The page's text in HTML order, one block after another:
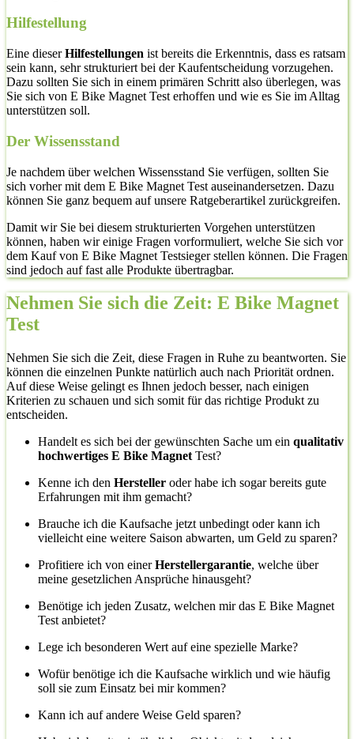
Hilfestellung
Eine dieserHilfestellungen ist bereits die Erkenntnis, dass es ratsam
sein kann, sehr strukturiert bei der Kaufentscheidung vorzugehen.
Dazu sollten Sie sich in einem primären Schritt also überlegen, was
Sie sich von E Bike Magnet Test erhoffen und wie es Sie im Alltag
unterstützen soll.
Der Wissensstand
Je nachdem über welchen Wissensstand Sie verfügen, sollten Sie
sich vorher mit dem E Bike Magnet Test auseinandersetzen. Dazu
können Sie ganz bequem auf unsere Ratgeberartikel zurückgreifen.
Damit wir Sie bei diesem strukturierten Vorgehen unterstützen
können, haben wir einige Fragen vorformuliert, welche Sie sich vor
dem Kauf von E Bike Magnet Testsieger stellen können. Die Fragen
sind jedoch auf fast alle Produkte übertragbar.
Nehmen Sie sich die Zeit: E Bike Magnet
Test
Nehmen Sie sich die Zeit, diese Fragen in Ruhe zu beantworten. Sie
können die einzelnen Punkte natürlich auch nach Priorität ordnen.
Auf diese Weise gelingt es Ihnen jedoch besser, nach einigen
Kriterien zu schauen und sich somit für das richtige Produkt zu
entscheiden.
Handelt es sich bei der gewünschten Sache um ein qualitativ
hochwertiges E Bike Magnet Test?
Kenne ich den Hersteller oder habe ich sogar bereits gute
Erfahrungen mit ihm gemacht?
Brauche ich die Kaufsache jetzt unbedingt oder kann ich
vielleicht eine weitere Saison abwarten, um Geld zu sparen?
Profitiere ich von einerHerstellergarantie, welche über
meine gesetzlichen Ansprüche hinausgeht?
Benötige ich jeden Zusatz, welchen mir das E Bike Magnet
Test anbietet?
Lege ich besonderen Wert auf eine spezielle Marke?
Wofür benötige ich die Kaufsache wirklich und wie häufig
soll sie zum Einsatz bei mir kommen?
Kann ich auf andere Weise Geld sparen?